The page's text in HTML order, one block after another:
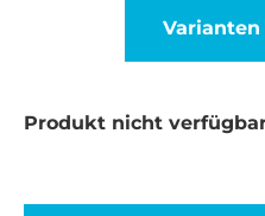
Produkt nicht